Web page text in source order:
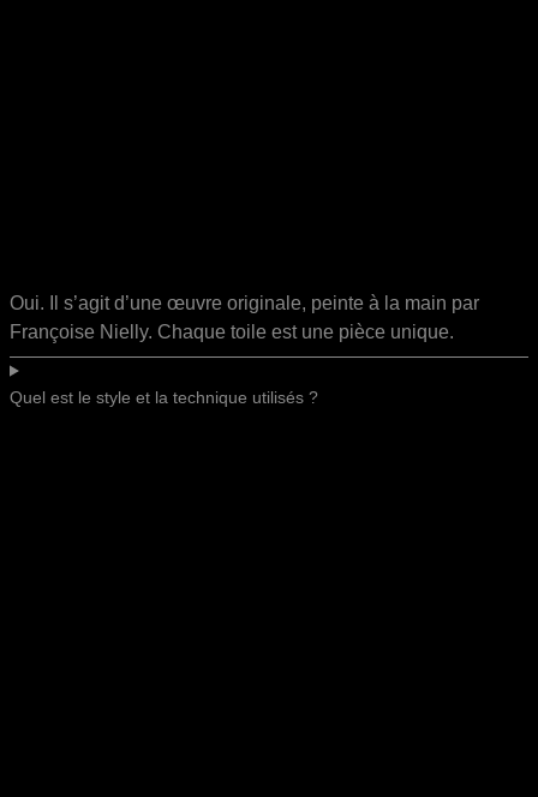
Oui. Il s’agit d’une œuvre originale, peinte à la main par
Françoise Nielly. Chaque toile est une pièce unique.
Quel est le style et la technique utilisés ?